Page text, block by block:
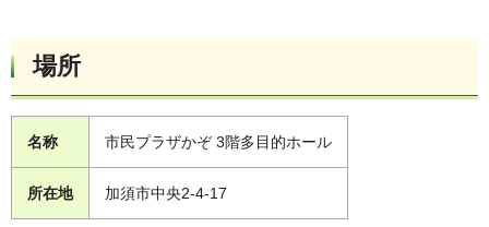
場所
名称 市民プラザかぞ 3階多目的ホール
所在地 加須市中央2-4-17